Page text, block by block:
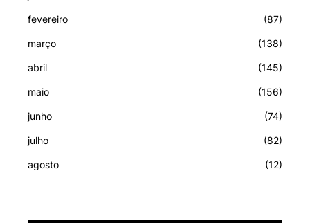
fevereiro (87)
março (138)
abril (145)
maio (156)
junho (74)
julho (82)
agosto (12)